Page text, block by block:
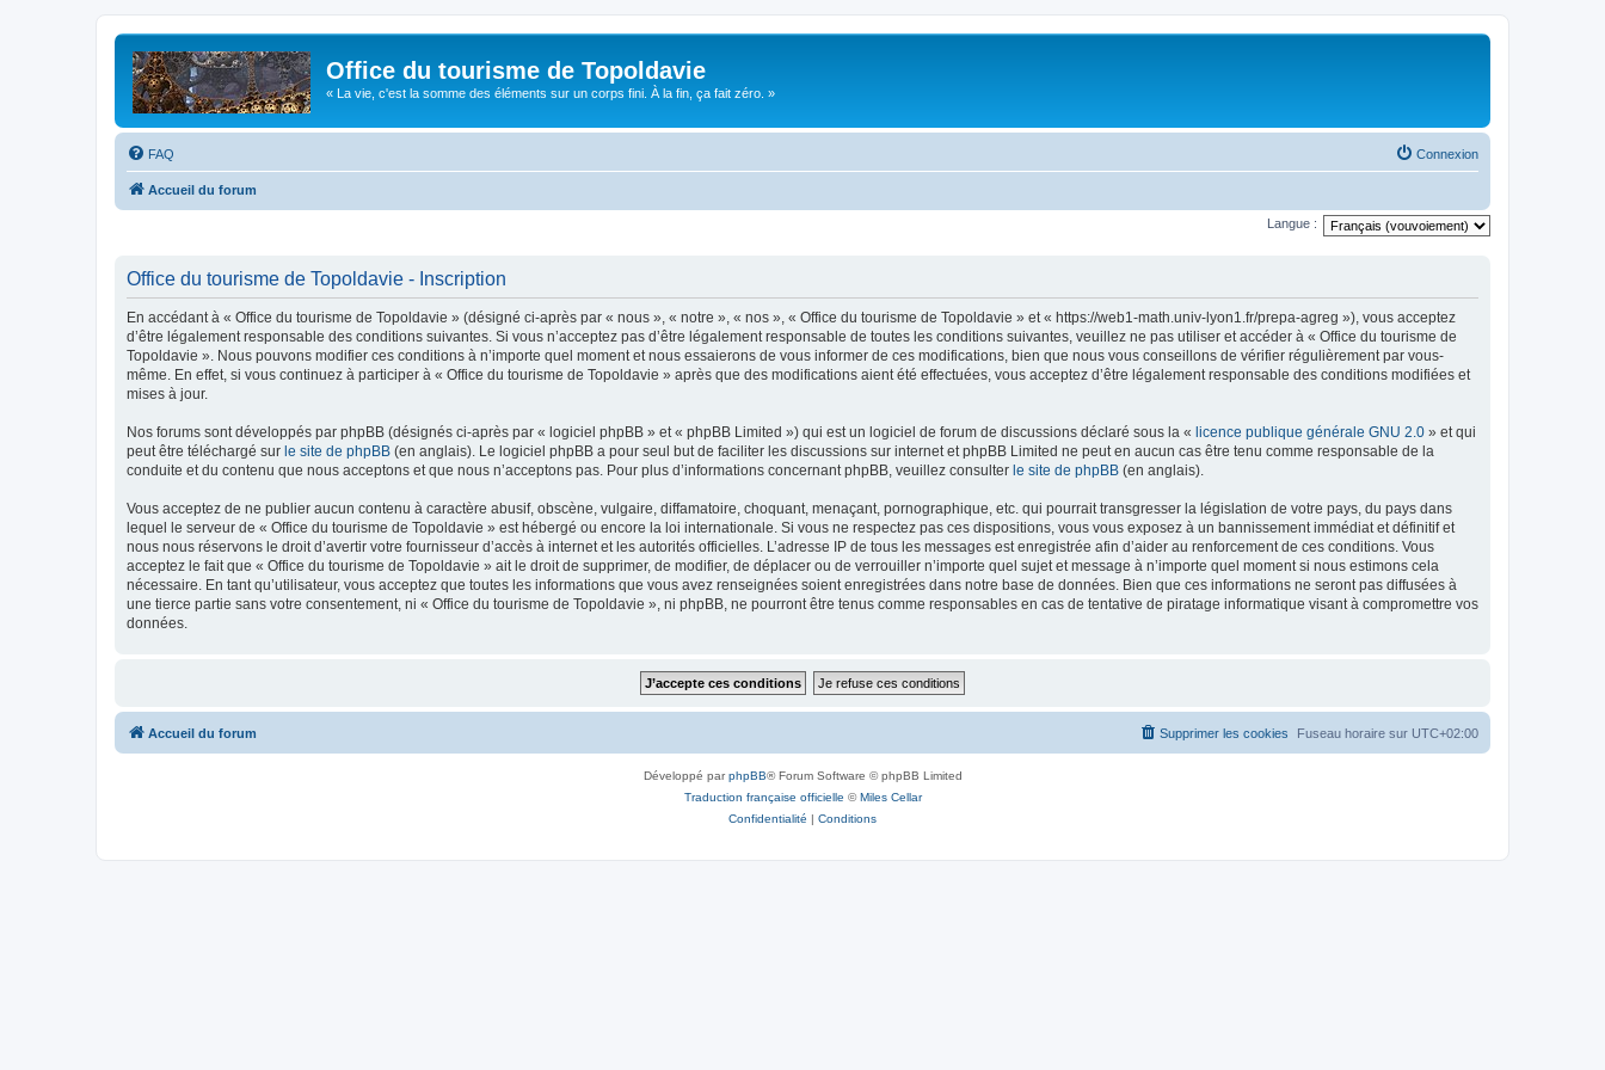
Office du tourisme de Topoldavie
« La vie, c'est la somme des éléments sur un corps fini. À la fin, ça fait zéro. »
FAQ Connexion
Accueil du forum
Langue :
Office du tourisme de Topoldavie - Inscription
En accédant à « Office du tourisme de Topoldavie » (désigné ci-après par « nous », « notre », « nos », « Office du tourisme de Topoldavie » et « https://web1-math.univ-lyon1.fr/prepa-agreg »), vous acceptez
d’être légalement responsable des conditions suivantes. Si vous n’acceptez pas d’être légalement responsable de toutes les conditions suivantes, veuillez ne pas utiliser et accéder à « Office du tourisme de
Topoldavie ». Nous pouvons modifier ces conditions à n’importe quel moment et nous essaierons de vous informer de ces modifications, bien que nous vous conseillons de vérifier régulièrement par vous-
même. En effet, si vous continuez à participer à « Office du tourisme de Topoldavie » après que des modifications aient été effectuées, vous acceptez d’être légalement responsable des conditions modifiées et
mises à jour.
Nos forums sont développés par phpBB (désignés ci-après par « logiciel phpBB » et « phpBB Limited ») qui est un logiciel de forum de discussions déclaré sous la « licence publique générale GNU 2.0 » et qui
peut être téléchargé sur le site de phpBB (en anglais). Le logiciel phpBB a pour seul but de faciliter les discussions sur internet et phpBB Limited ne peut en aucun cas être tenu comme responsable de la
conduite et du contenu que nous acceptons et que nous n’acceptons pas. Pour plus d’informations concernant phpBB, veuillez consulter le site de phpBB (en anglais).
Vous acceptez de ne publier aucun contenu à caractère abusif, obscène, vulgaire, diffamatoire, choquant, menaçant, pornographique, etc. qui pourrait transgresser la législation de votre pays, du pays dans
lequel le serveur de « Office du tourisme de Topoldavie » est hébergé ou encore la loi internationale. Si vous ne respectez pas ces dispositions, vous vous exposez à un bannissement immédiat et définitif et
nous nous réservons le droit d’avertir votre fournisseur d’accès à internet et les autorités officielles. L’adresse IP de tous les messages est enregistrée afin d’aider au renforcement de ces conditions. Vous
acceptez le fait que « Office du tourisme de Topoldavie » ait le droit de supprimer, de modifier, de déplacer ou de verrouiller n’importe quel sujet et message à n’importe quel moment si nous estimons cela
nécessaire. En tant qu’utilisateur, vous acceptez que toutes les informations que vous avez renseignées soient enregistrées dans notre base de données. Bien que ces informations ne seront pas diffusées à
une tierce partie sans votre consentement, ni « Office du tourisme de Topoldavie », ni phpBB, ne pourront être tenus comme responsables en cas de tentative de piratage informatique visant à compromettre vos
données.
Accueil du forum Fuseau horaire sur UTC+02:00
Supprimer les cookies
Développé parphpBB® Forum Software © phpBB Limited
Traduction française officielle ©Miles Cellar
Confidentialité | Conditions